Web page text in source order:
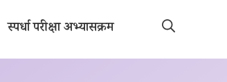
स्पर्धा परीक्षा अभ्यासक्रम